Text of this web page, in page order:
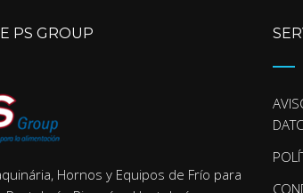
PS GROUP
Hornos y Equipos de Frío para